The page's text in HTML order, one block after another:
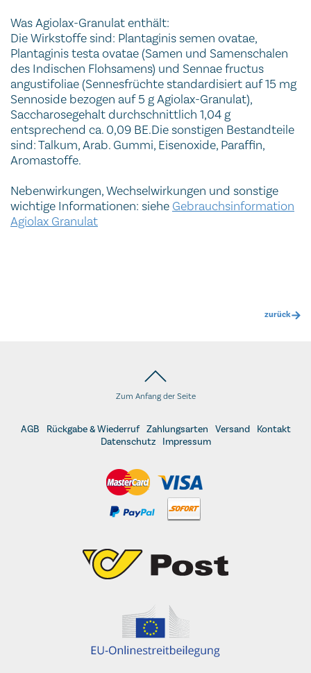
Was Agiolax-Granulat enthält:
Die Wirkstoffe sind: Plantaginis semen ovatae,
Plantaginis testa ovatae (Samen und Samenschalen
des Indischen Flohsamens) und Sennae fructus
angustifoliae (Sennesfrüchte standardisiert auf 15 mg
Sennoside bezogen auf 5 g Agiolax-Granulat),
Saccharosegehalt durchschnittlich 1,04 g
entsprechend ca. 0,09 BE.Die sonstigen Bestandteile
sind: Talkum, Arab. Gummi, Eisenoxide, Paraffin,
Aromastoffe.
Nebenwirkungen, Wechselwirkungen und sonstige
wichtige Informationen: siehe Gebrauchsinformation
Agiolax Granulat
zurück
Zum Anfang der Seite
AGB Rückgabe & Wiederruf Zahlungsarten Versand
Kontakt
Datenschutz
Impressum